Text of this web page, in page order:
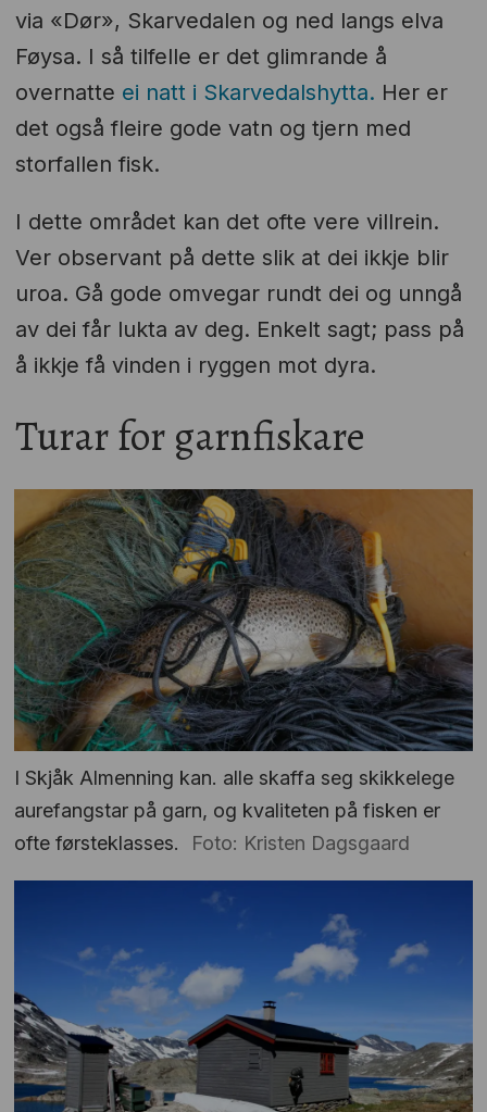
via «Dør», Skarvedalen og ned langs elva
Føysa. I så tilfelle er det glimrande å
overnatte ei natt i Skarvedalshytta. Her er
det også fleire gode vatn og tjern med
storfallen fisk.
I dette området kan det ofte vere villrein.
Ver observant på dette slik at dei ikkje blir
uroa. Gå gode omvegar rundt dei og unngå
av dei får lukta av deg. Enkelt sagt; pass på
å ikkje få vinden i ryggen mot dyra.
Turar for garnfiskare
I Skjåk Almenning kan. alle skaffa seg skikkelege
aurefangstar på garn, og kvaliteten på fisken er
ofte førsteklasses.
Foto: Kristen Dagsgaard